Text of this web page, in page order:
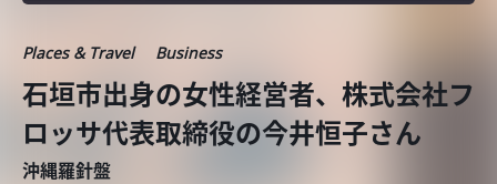
Places & Travel Business
石垣市出身の女性経営者、株式会社フ
ロッサ代表取締役の今井恒子さん
沖縄羅針盤